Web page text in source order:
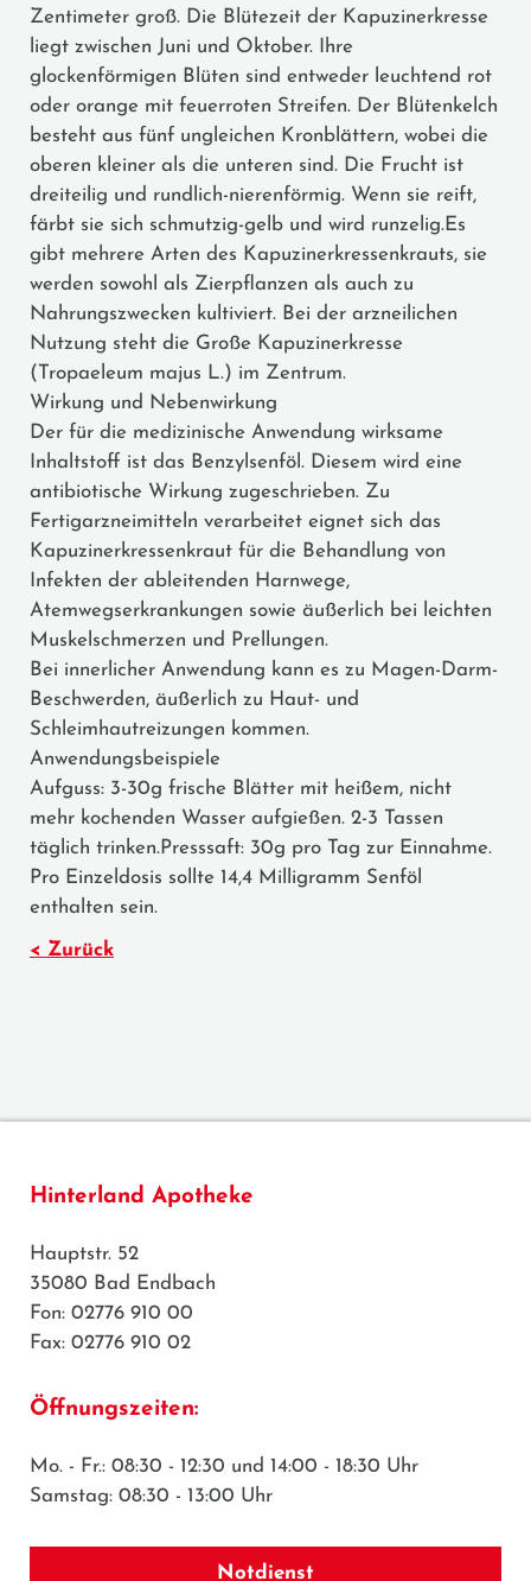
Zentimeter groß. Die Blütezeit der Kapuzinerkresse
liegt zwischen Juni und Oktober. Ihre
glockenförmigen Blüten sind entweder leuchtend rot
oder orange mit feuerroten Streifen. Der Blütenkelch
besteht aus fünf ungleichen Kronblättern, wobei die
oberen kleiner als die unteren sind. Die Frucht ist
dreiteilig und rundlich-nierenförmig. Wenn sie reift,
färbt sie sich schmutzig-gelb und wird runzelig.Es
gibt mehrere Arten des Kapuzinerkressenkrauts, sie
werden sowohl als Zierpflanzen als auch zu
Nahrungszwecken kultiviert. Bei der arzneilichen
Nutzung steht die Große Kapuzinerkresse
(Tropaeleum majus L.) im Zentrum.
Wirkung und Nebenwirkung
Der für die medizinische Anwendung wirksame
Inhaltstoff ist das Benzylsenföl. Diesem wird eine
antibiotische Wirkung zugeschrieben. Zu
Fertigarzneimitteln verarbeitet eignet sich das
Kapuzinerkressenkraut für die Behandlung von
Infekten der ableitenden Harnwege,
Atemwegserkrankungen sowie äußerlich bei leichten
Muskelschmerzen und Prellungen.
Bei innerlicher Anwendung kann es zu Magen-Darm-
Beschwerden, äußerlich zu Haut- und
Schleimhautreizungen kommen.
Anwendungsbeispiele
Aufguss: 3-30g frische Blätter mit heißem, nicht
mehr kochenden Wasser aufgießen. 2-3 Tassen
täglich trinken.Presssaft: 30g pro Tag zur Einnahme.
Pro Einzeldosis sollte 14,4 Milligramm Senföl
enthalten sein.
< Zurück
Hinterland Apotheke
Hauptstr. 52
35080 Bad Endbach
Fon: 02776 910 00
Fax: 02776 910 02
Öffnungszeiten:
Mo. - Fr.: 08:30 - 12:30 und 14:00 - 18:30 Uhr
Samstag: 08:30 - 13:00 Uhr
Notdienst